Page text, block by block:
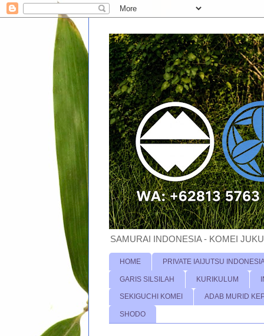
SAMURAI INDONESIA - KOMEI
HOME PRIVATE IAIJUTSU
GARIS SILSILAH KURIKULUM
SEKIGUCHI KOMEI ADAB MURID
SHODO